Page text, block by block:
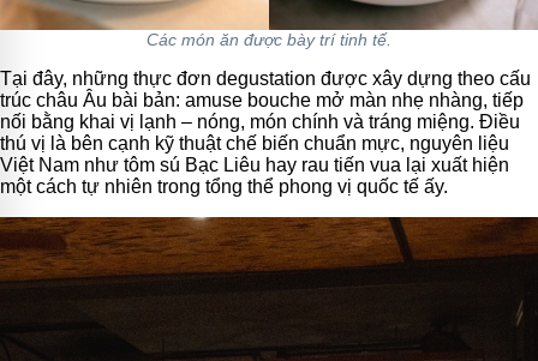
Các món ăn được bày trí tinh tế.
Tại đây, những thực đơn degustation được xây dựng theo cấu
trúc châu Âu bài bản: amuse bouche mở màn nhẹ nhàng, tiếp
nối bằng khai vị lạnh – nóng, món chính và tráng miệng. Điều
thú vị là bên cạnh kỹ thuật chế biến chuẩn mực, nguyên liệu
Việt Nam như tôm sú Bạc Liêu hay rau tiến vua lại xuất hiện
một cách tự nhiên trong tổng thể phong vị quốc tế ấy.